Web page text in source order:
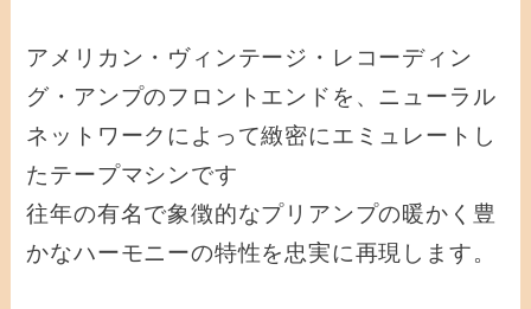
アメリカン・ヴィンテージ・レコーディン
グ・アンプのフロントエンドを、ニューラル
ネットワークによって緻密にエミュレートし
たテープマシンです
往年の有名で象徴的なプリアンプの暖かく豊
かなハーモニーの特性を忠実に再現します。